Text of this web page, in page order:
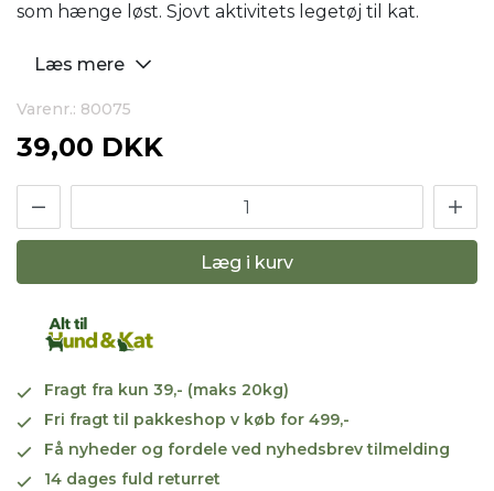
som hænge løst. Sjovt aktivitets legetøj til kat.
Læs mere
Varenr.: 80075
39,00 DKK
Læg i kurv
Fragt fra kun 39,- (maks 20kg)
Fri fragt til pakkeshop v køb for 499,-
Få nyheder og fordele ved nyhedsbrev tilmelding
14 dages fuld returret